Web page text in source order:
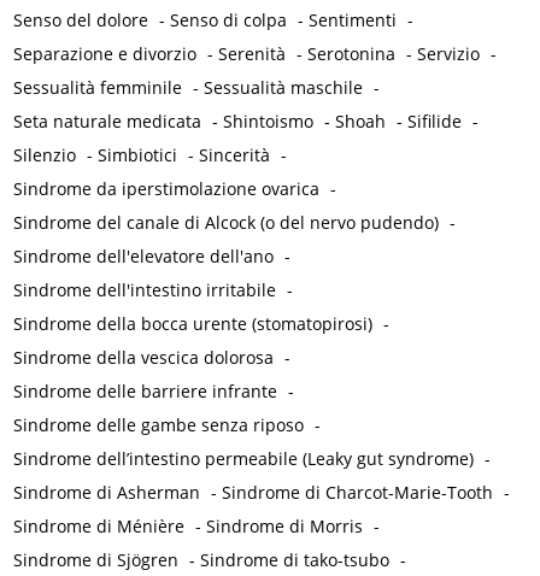
Senso del dolore -Senso di colpa -Sentimenti -
Separazione e divorzio -Serenità -Serotonina -Servizio -
Sessualità femminile -Sessualità maschile -
Seta naturale medicata -Shintoismo -Shoah -Sifilide -
Silenzio -Simbiotici -Sincerità -
Sindrome da iperstimolazione ovarica -
Sindrome del canale di Alcock (o del nervo pudendo) -
Sindrome dell'elevatore dell'ano -
Sindrome dell'intestino irritabile -
Sindrome della bocca urente (stomatopirosi) -
Sindrome della vescica dolorosa -
Sindrome delle barriere infrante -
Sindrome delle gambe senza riposo -
Sindrome dell’intestino permeabile (Leaky gut syndrome) -
Sindrome di Asherman -Sindrome di Charcot-Marie-Tooth -
Sindrome di Ménière -Sindrome di Morris -
Sindrome di Sjögren -Sindrome di tako-tsubo -